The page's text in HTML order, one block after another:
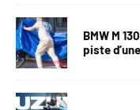
BMW M
piste